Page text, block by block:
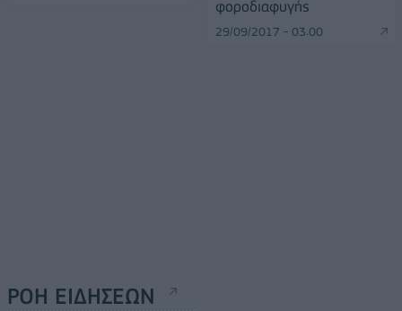
φοροδιαφυγής
29/09/2017 - 03:00
ΡΟΗ ΕΙΔΗΣΕΩΝ